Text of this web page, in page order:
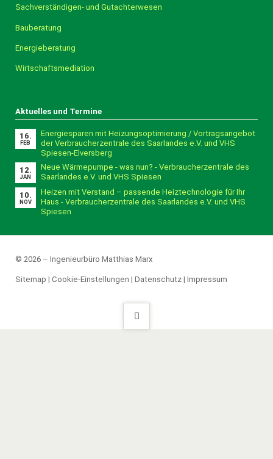
Sachverständigen- und Gutachterwesen
Bauberatung
Energieberatung
Wirtschaftsmediation
Aktuelles und Termine
16.
FEB
Energiesparen mit Heizungsoptimierung / Vortragsangebot
der Verbraucherzentrale des Saarlandes e.V. und VHS
Spiesen-Elversberg
12.
JAN
Neue Wärmepumpe - was nun? - Verbraucherzentrale des
Saarlandes e.V. und VHS Spiesen
10.
NOV
Heizen mit Verstand – passende Heiztechnologie für Ihr
Haus - Verbraucherzentrale des Saarlandes e.V. und VHS
Spiesen
© 2026 – Ingenieurbüro Matthias Marx
Sitemap | Cookie-Einstellungen | Datenschutz| Impressum